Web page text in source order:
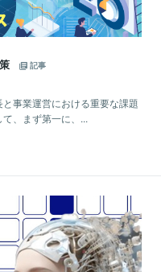
記事
事業運営における重要な課題
、まず第一に、...